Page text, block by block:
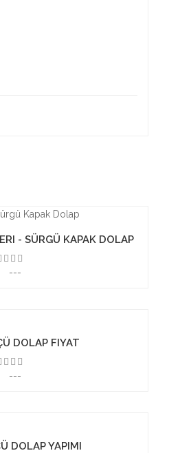
- SÜRGÜ KAPAK DOLAP
3.50
---
DOLAP FIYAT
3.50
---
DOLAP YAPIMI